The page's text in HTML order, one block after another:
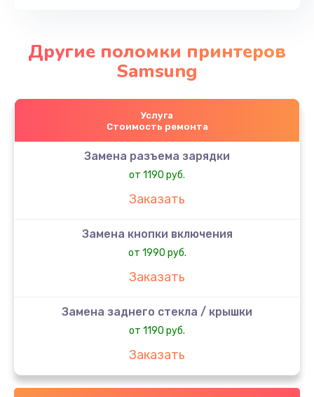
Другие поломки принтеров
Samsung
Услуга
Стоимость ремонта
Замена разъема зарядки
от 1190 руб.
Заказать
Замена кнопки включения
от 1990 руб.
Заказать
Замена заднего стекла / крышки
от 1190 руб.
Заказать
Замена аккумулятора